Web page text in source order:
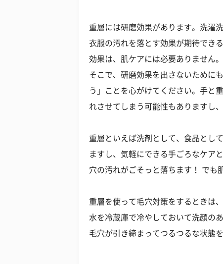
重層には研磨効果があります。洗濯
衣服の汚れを落とす効果が期待でき
効果は、肌ケアには必要ありません。
そこで、研磨効果を出さないために
う」ことを心がけてください。手と
れさせてしまう可能性もあります
重層といえば洗剤として、食品とし
ますし、気軽にできる手ごろなケア
穴の汚れがごそっと落ちます！ でも
重層を使って毛穴対策をするときは
水を冷蔵庫で冷やしておいて洗顔の
毛穴が引き締まってつるつるな状態